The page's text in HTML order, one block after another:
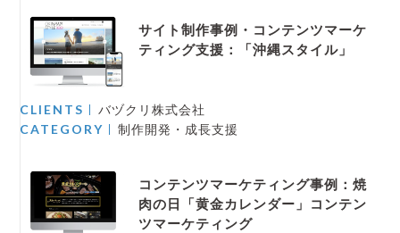
サイト制作事例・コンテンツマーケ
ティング支援：「沖縄スタイル」
CLIENTS バヅクリ株式会社
CATEGORY 制作開発・成長支援
コンテンツマーケティング事例：焼
肉の日「黄金カレンダー」コンテン
ツマーケティング